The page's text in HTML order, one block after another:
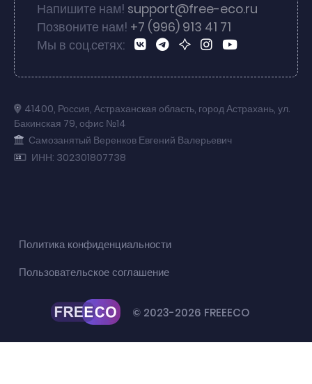
Напишите нам! support@free-eco.ru
Позвоните нам! +7 (996) 913 41 71
Мы в соц.сетях:
41400, Россия, Астраханская область, город Астрахань, ул.
Бакинская 79, офис №14
Самозанятый Веренков Евгений Валерьевич
ИНН: 302301807738
© 2023-2026 FREEECO
Политика конфиденциальности
Пользовательское соглашение